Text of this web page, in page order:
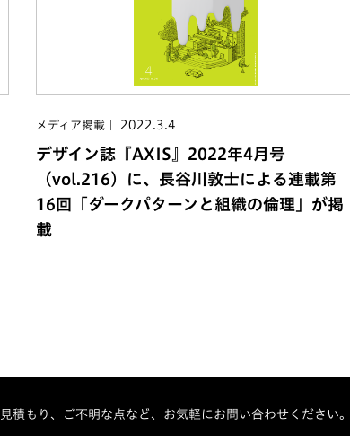
メディア掲載 2022.3.4
デザイン誌『AXIS』2022年4月号
（vol.216）に、長谷川敦士による連載第
16回「ダークパターンと組織の倫理」が掲
載
積もり、ご不明な点など、お気軽にお問い合わせください。